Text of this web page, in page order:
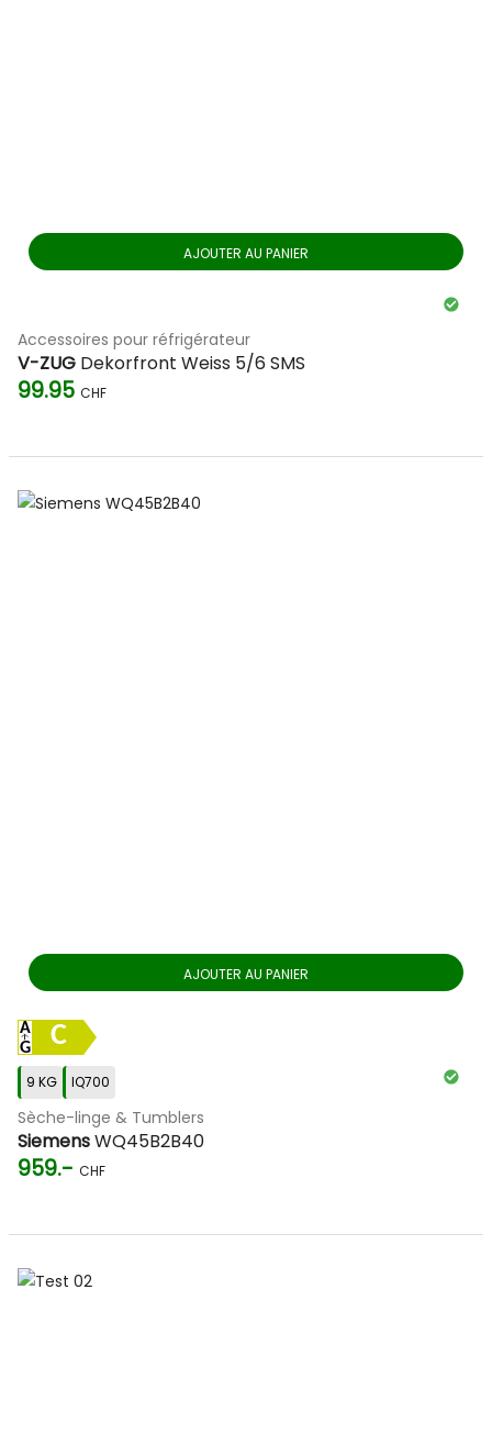
AJOUTER AU PANIER
Accessoires pour réfrigérateur
V-ZUG Dekorfront Weiss 5/6 SMS
99.95 CHF
AJOUTER AU PANIER
C
9 KG IQ700
Sèche-linge & Tumblers
SiemensWQ45B2B40
959.- CHF